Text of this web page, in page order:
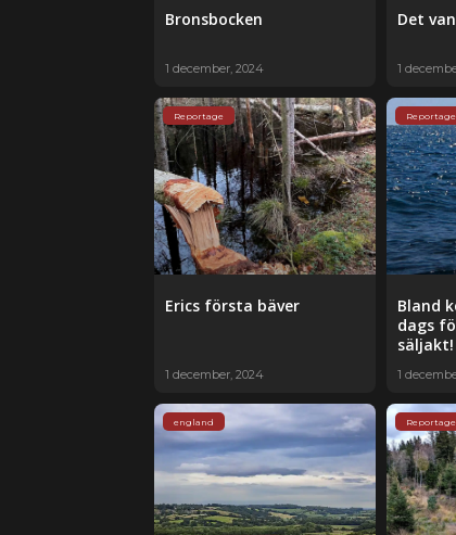
Bronsbocken
1 december, 2024
Det
1
Reportage
Erics första bäver
1 december, 2024
Reportage
Bland
dags
säljakt!
1
england Reportage